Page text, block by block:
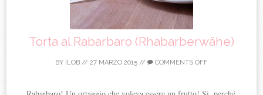
Torta al Rabarbaro (Rhabarberwähe)
BY ILOB // 27 MARZO 2015 // COMMENTS OFF